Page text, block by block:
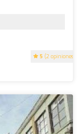
5 (2 opiniones)